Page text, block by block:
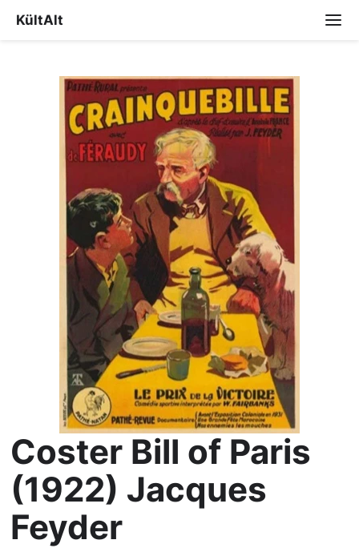
KültAlt
Coster Bill of Paris
(1922) Jacques
Feyder